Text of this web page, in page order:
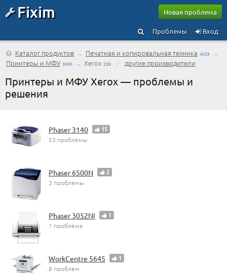
Fixim Новая проблема
Вход
Проблемы
Каталог продуктов → Печатная и копировальная техника 4029 →
Принтеры и МФУ 3965 → Xerox 258 / другие производители
Принтеры и МФУ Xerox — проблемы и
решения
Phaser 3140 15
53 проблемы
Phaser 6500N 2
3 проблемы
Phaser 3052NI 1
1 проблема
WorkCentre 5645 1
8 проблем